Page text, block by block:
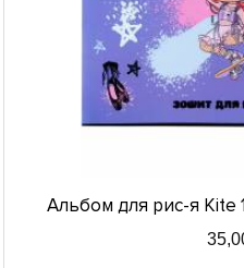
Альбом для рис-я Kite